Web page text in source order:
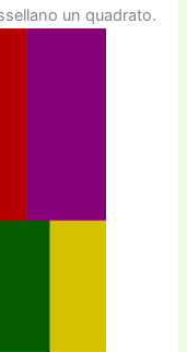
un quadrato.